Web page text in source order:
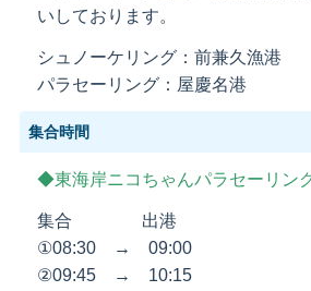
いしております。
シュノーケリング：前兼久漁港
パラセーリング：屋慶名港
集合時間
◆東海岸ニコちゃんパラセーリン
集合 出港
①08:30 → 09:00
②09:45 → 10:15